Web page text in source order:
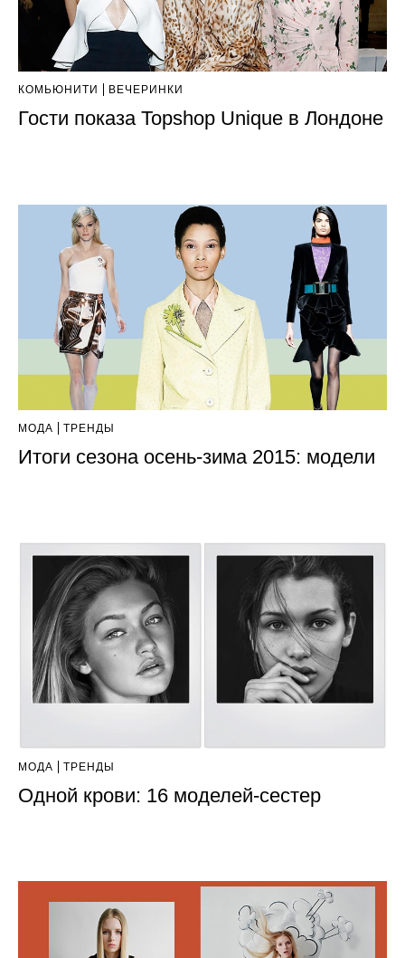
КОМЬЮНИТИ ВЕЧЕРИНКИ
Гости показа Topshop Unique в Лондоне
МОДА ТРЕНДЫ
Итоги сезона осень-зима 2015: модели
МОДА ТРЕНДЫ
Одной крови: 16 моделей-сестер